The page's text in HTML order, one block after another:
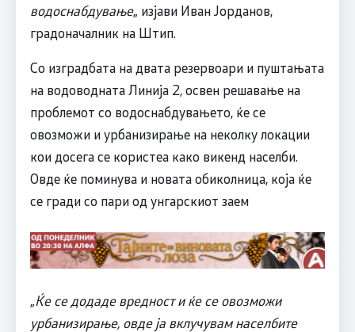
водоснабдување„ изјави Иван Јорданов,
градоначалник на Штип.
Со изградбата на двата резервоари и пуштањата
на водоводната Линија 2, освен решавање на
проблемот со водоснабдувањето, ќе се
овозможи и урбанизирање на неколку локации
кои досега се користеа како викенд населби.
Овде ќе поминува и новата обиколница, која ќе
се гради со пари од унгарскиот заем
„Ќе се додаде вредност и ќе се овозможи
урбанизирање, овде ја вклучувам населбите